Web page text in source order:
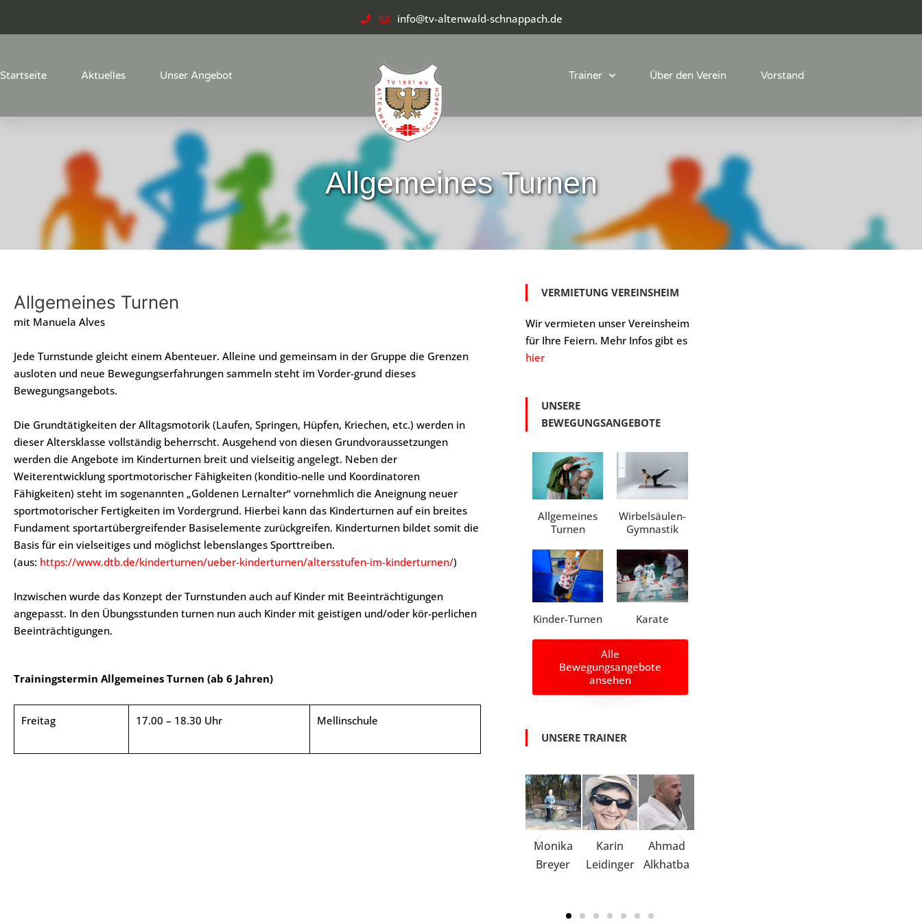
info@tv-altenwald-schnappach.de
Startseite Aktuelles Unser Angebot Trainer Über den Verein Vorstand
Allgemeines Turnen
Allgemeines Turnen
mit Manuela Alves
Jede Turnstunde gleicht einem Abenteuer. Alleine und gemeinsam in der Gruppe die Grenzen
ausloten und neue Bewegungserfahrungen sammeln steht im Vorder-grund dieses
Bewegungsangebots.
Die Grundtätigkeiten der Alltagsmotorik (Laufen, Springen, Hüpfen, Kriechen, etc.) werden in
dieser Altersklasse vollständig beherrscht. Ausgehend von diesen Grundvoraussetzungen
werden die Angebote im Kinderturnen breit und vielseitig angelegt. Neben der
Weiterentwicklung sportmotorischer Fähigkeiten (konditio-nelle und Koordinatoren
Fähigkeiten) steht im sogenannten „Goldenen Lernalter“ vornehmlich die Aneignung neuer
sportmotorischer Fertigkeiten im Vordergrund. Hierbei kann das Kinderturnen auf ein breites
Fundament sportartübergreifender Basiselemente zurückgreifen. Kinderturnen bildet somit die
Basis für ein vielseitiges und möglichst lebenslanges Sporttreiben.
(aus: https://www.dtb.de/kinderturnen/ueber-kinderturnen/altersstufen-im-kinderturnen/)
Inzwischen wurde das Konzept der Turnstunden auch auf Kinder mit Beeinträchtigungen
angepasst. In den Übungsstunden turnen nun auch Kinder mit geistigen und/oder kör-perlichen
Beeinträchtigungen.
Trainingstermin Allgemeines Turnen (ab 6 Jahren)
Freitag 17.00 – 18.30 Uhr Mellinschule
VERMIETUNG VEREINSHEIM
Wir vermieten unser Vereinsheim
für Ihre Feiern. Mehr Infos gibt es
hier
UNSERE
BEWEGUNGSANGEBOTE
Allgemeines
Turnen
Wirbelsäulen-
Gymnastik
Kinder-Turnen Karate
Alle
Bewegungsangebote
ansehen
UNSERE TRAINER
Monika
Breyer
Karin
Leidinger
Ahmad
Alkhatba